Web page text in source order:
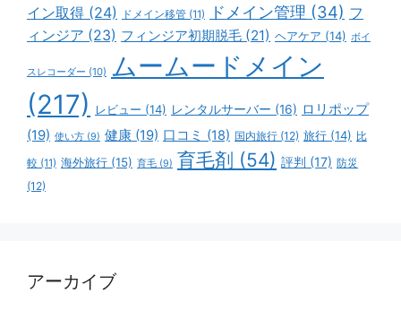
イン取得 (24) ドメイン移管 (11) ドメイン管理 (34) フ
ィンジア (23) フィンジア初期脱毛 (21) ヘアケア (14) ボイ
スレコーダー (10) ムームードメイン
(217)
レビュー (14) レンタルサーバー (16) ロリポップ
(19) 使い方 (9) 健康 (19) 口コミ (18) 国内旅行 (12) 旅行 (14) 比
較 (11) 海外旅行 (15) 育毛 (9) 育毛剤 (54) 評判 (17) 防災
(12)
アーカイブ